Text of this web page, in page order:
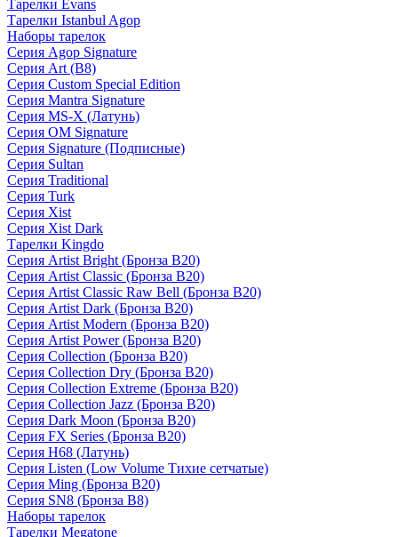
Тарелки Evans
Тарелки Istanbul Agop
Наборы тарелок
Серия Agop Signature
Серия Art (B8)
Серия Custom Special Edition
Серия Mantra Signature
Серия MS-X (Латунь)
Серия OM Signature
Серия Signature (Подписные)
Серия Sultan
Серия Traditional
Серия Turk
Серия Xist
Серия Xist Dark
Тарелки Kingdo
Серия Artist Bright (Бронза B20)
Серия Artist Classic (Бронза B20)
Серия Artist Classic Raw Bell (Бронза B20)
Серия Artist Dark (Бронза B20)
Серия Artist Modern (Бронза B20)
Серия Artist Power (Бронза B20)
Серия Collection (Бронза B20)
Серия Collection Dry (Бронза B20)
Серия Collection Extreme (Бронза B20)
Серия Collection Jazz (Бронза B20)
Серия Dark Moon (Бронза B20)
Серия FX Series (Бронза B20)
Серия H68 (Латунь)
Серия Listen (Low Volume Тихие сетчатые)
Серия Ming (Бронза B20)
Серия SN8 (Бронза B8)
Наборы тарелок
Тарелки Megatone